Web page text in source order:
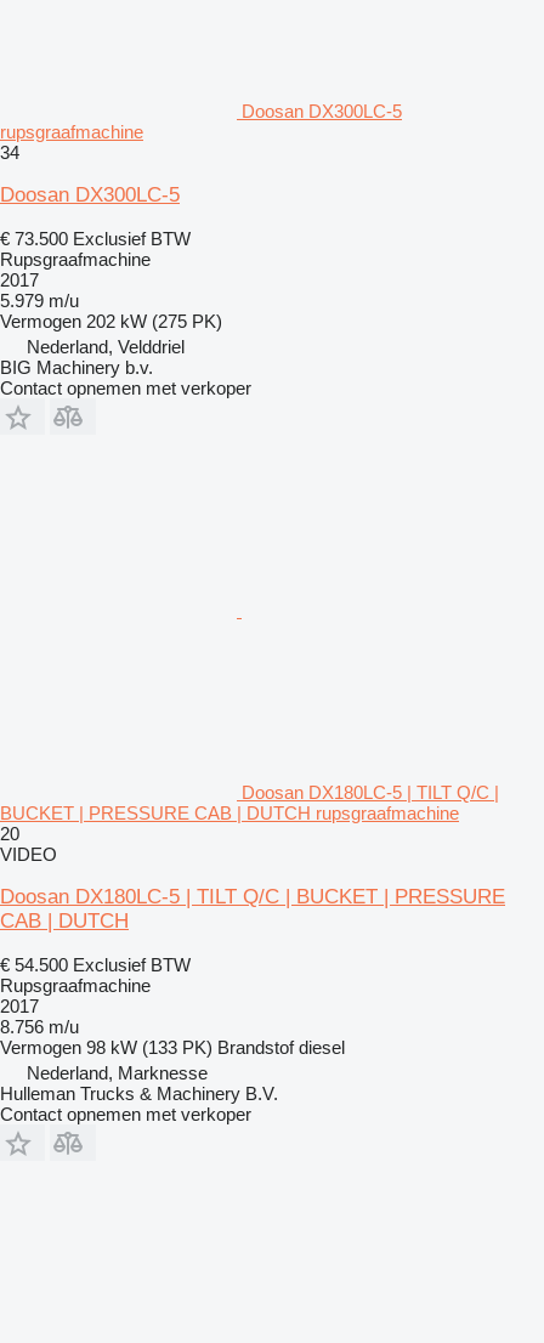
Doosan DX300LC-5
rupsgraafmachine
34
Doosan DX300LC-5
€ 73.500 Exclusief BTW
Rupsgraafmachine
2017
5.979 m/u
Vermogen 202 kW (275 PK)
Nederland, Velddriel
BIG Machinery b.v.
Contact opnemen met verkoper
Doosan DX180LC-5 | TILT Q/C |
BUCKET | PRESSURE CAB | DUTCH rupsgraafmachine
20
VIDEO
Doosan DX180LC-5 | TILT Q/C | BUCKET | PRESSURE
CAB | DUTCH
€ 54.500 Exclusief BTW
Rupsgraafmachine
2017
8.756 m/u
Vermogen 98 kW (133 PK) Brandstof diesel
Nederland, Marknesse
Hulleman Trucks & Machinery B.V.
Contact opnemen met verkoper